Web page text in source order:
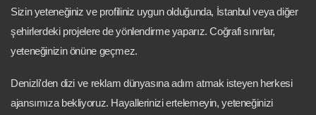
Sizin yeteneğiniz ve profiliniz uygun olduğunda, İstanbul veya diğer
şehirlerdeki projelere de yönlendirme yaparız. Coğrafi sınırlar,
yeteneğinizin önüne geçmez.
Denizli'den dizi ve reklam dünyasına adım atmak isteyen herkesi
ajansımıza bekliyoruz. Hayallerinizi ertelemeyin, yeteneğinizi